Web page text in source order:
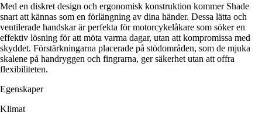
Med en diskret design och ergonomisk konstruktion kommer Shade
snart att kännas som en förlängning av dina händer. Dessa lätta och
ventilerade handskar är perfekta för motorcykelåkare som söker en
effektiv lösning för att möta varma dagar, utan att kompromissa med
skyddet. Förstärkningarna placerade på stödområden, som de mjuka
skalene på handryggen och fingrarna, ger säkerhet utan att offra
flexibiliteten.
Egenskaper
Klimat